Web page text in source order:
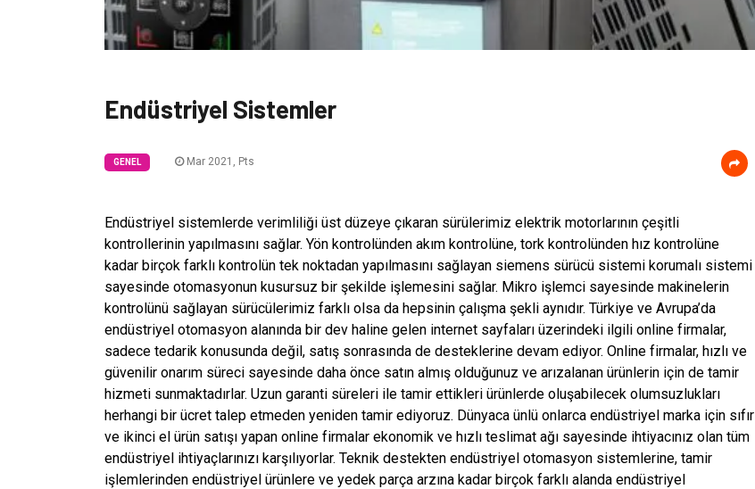
Endüstriyel Sistemler
GENEL Mar 2021, Pts
Endüstriyel sistemlerde verimliliği üst düzeye çıkaran sürülerimiz elektrik motorlarının çeşitli
kontrollerinin yapılmasını sağlar. Yön kontrolünden akım kontrolüne, tork kontrolünden hız kontrolüne
kadar birçok farklı kontrolün tek noktadan yapılmasını sağlayan siemens sürücü sistemi korumalı sistemi
sayesinde otomasyonun kusursuz bir şekilde işlemesini sağlar. Mikro işlemci sayesinde makinelerin
kontrolünü sağlayan sürücülerimiz farklı olsa da hepsinin çalışma şekli aynıdır. Türkiye ve Avrupa’da
endüstriyel otomasyon alanında bir dev haline gelen internet sayfaları üzerindeki ilgili online firmalar,
sadece tedarik konusunda değil, satış sonrasında de desteklerine devam ediyor. Online firmalar, hızlı ve
güvenilir onarım süreci sayesinde daha önce satın almış olduğunuz ve arızalanan ürünlerin için de tamir
hizmeti sunmaktadırlar. Uzun garanti süreleri ile tamir ettikleri ürünlerde oluşabilecek olumsuzlukları
herhangi bir ücret talep etmeden yeniden tamir ediyoruz. Dünyaca ünlü onlarca endüstriyel marka için sıfır
ve ikinci el ürün satışı yapan online firmalar ekonomik ve hızlı teslimat ağı sayesinde ihtiyacınız olan tüm
endüstriyel ihtiyaçlarınızı karşılıyorlar. Teknik destekten endüstriyel otomasyon sistemlerine, tamir
işlemlerinden endüstriyel ürünlere ve yedek parça arzına kadar birçok farklı alanda endüstriyel